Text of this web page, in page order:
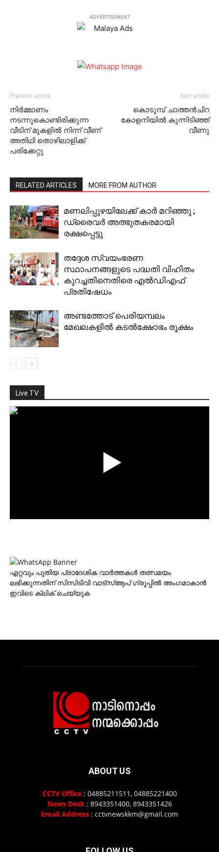
ADVERTISEMENT
Previous article
നിര്‍മ്മാണം
നടന്നുകൊണ്ടിരിക്കുന്ന
വീടിന് മുകളില്‍ നിന്ന് വീണ്
അതിഥി തൊഴിലാളിക്ക്
പരിക്കേറ്റു
Next article
കൊടുമ്പ് ചാത്തന്‍ചിറ
കോളനിയില്‍ കുന്നിടിഞ്ഞ്
വീണു
RELATED ARTICLES MORE FROM AUTHOR
മണലിപ്പുഴയിലേക്ക് കാര്‍ മറിഞ്ഞു ;
ഡ്രൈവര്‍ അത്ഭുതകരമായി
രക്ഷപ്പെട്ടു
തദ്ദേശ സ്വയംഭരണ
സ്ഥാപനങ്ങളുടെ പദ്ധതി വിഹിതം
കുറച്ചതിനെതിരെ എൽഡിഎഫ്
പ്രതിഷേധം
അണ്ടത്തോട് പെരിയമ്പലം
മേഖലകളില്‍ കടല്‍ക്ഷോഭം രൂക്ഷം
Live TV
എറ്റവും പുതിയ പ്രാദേശിക വാര്‍ത്തകള്‍ തത്സമയം
ലഭിക്കുന്നതിന് സിസിടിവി വാട്‌സ്ആപ് ഗ്രൂപ്പില്‍ അംഗമാകാന്‍
ഇവിടെ ക്ലിക് ചെയ്യുക
ABOUT US
CCTV Office: 04885211511, 04885221400
News Desk: 8943351400, 8943351426
Email Address : cctvnewskkm@gmail.com